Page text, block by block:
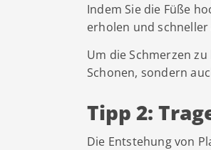
Indem Sie die Füße
erholen und schneller
Um die Schmerzen
Schonen, sondern
Tipp 2:
Die Entstehung von